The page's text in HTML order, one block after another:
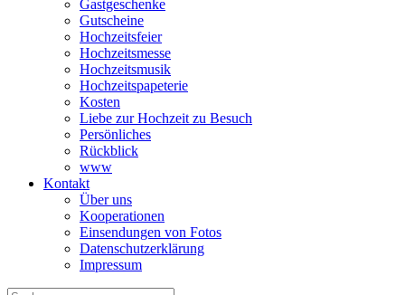
Gastgeschenke
Gutscheine
Hochzeitsfeier
Hochzeitsmesse
Hochzeitsmusik
Hochzeitspapeterie
Kosten
Liebe zur Hochzeit zu Besuch
Persönliches
Rückblick
www
Kontakt
Über uns
Kooperationen
Einsendungen von Fotos
Datenschutzerklärung
Impressum